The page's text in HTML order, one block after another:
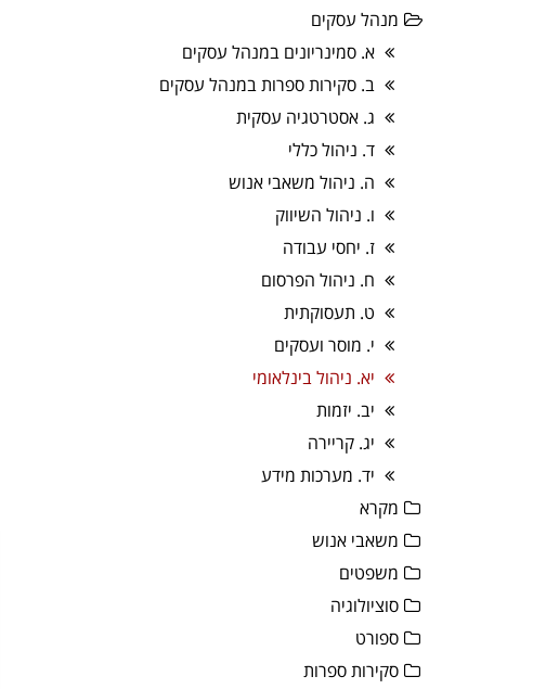
מנהל עסקים
א. סמינריונים במנהל עסקים
ב. סקירות ספרות במנהל עסקים
ג. אסטרטגיה עסקית
ד. ניהול כללי
ה. ניהול משאבי אנוש
ו. ניהול השיווק
ז. יחסי עבודה
ח. ניהול הפרסום
ט. תעסוקתית
י. מוסר ועסקים
יא. ניהול בינלאומי
יב. יזמות
יג. קריירה
יד. מערכות מידע
מקרא
משאבי אנוש
משפטים
סוציולוגיה
ספורט
סקירות ספרות